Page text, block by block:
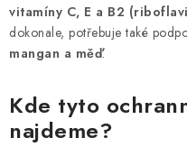
vitamíny C, E a B2
dokonale, potřebuje také
mangan a měď.
Kde tyto
najdeme?